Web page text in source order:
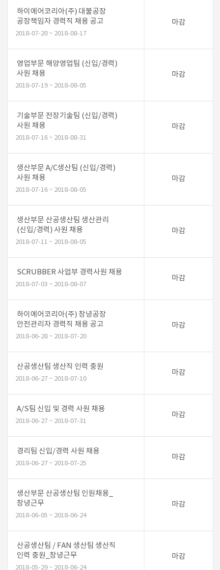
하이에어코리아(주) 대불공장
공장책임자 경력직 채용 공고
2018-07-20 ~ 2018-08-17
마감
영업부문 해양영업팀 (신입/경력)
사원 채용
2018-07-19 ~ 2018-08-05
마감
기술부문 전장기술팀 (신입/경력)
사원 채용
2018-07-16 ~ 2018-08-31
마감
생산부문 A/C생산팀 (신입/경력)
사원 채용
2018-07-16 ~ 2018-08-05
마감
생산부문 산공생산팀 생산관리
(신입/경력) 사원 채용
2018-07-11 ~ 2018-08-05
마감
SCRUBBER 사업부 경력사원 채용
2018-07-03 ~ 2018-08-07
마감
하이에어코리아(주) 창녕공장
안전관리자 경력직 채용 공고
2018-06-28 ~ 2018-07-20
마감
산공생산팀 생산직 인력 충원
2018-06-27 ~ 2018-07-10
마감
A/S팀 신입 및 경력 사원 채용
2018-06-27 ~ 2018-07-31
마감
경리팀 신입/경력 사원 채용
2018-06-27 ~ 2018-07-25
마감
생산부문 산공생산팀 인원채용_
창녕근무
2018-06-05 ~ 2018-06-24
마감
산공생산팀 / FAN 생산팀 생산직
인력 충원_창녕근무
2018-05-29 ~ 2018-06-24
마감